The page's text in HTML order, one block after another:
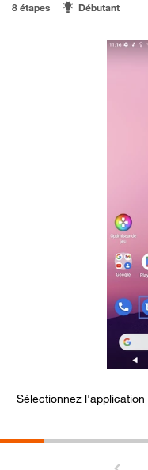
8 étapes Débutant
Sélectionnez l'application